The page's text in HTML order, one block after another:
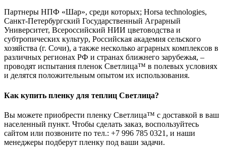
Партнеры НПФ «Шар», среди которых; Horsа technologies,
Санкт-Петербургский Государственный Аграрный
Университет, Всероссийский НИИ цветоводства и
субтропических культур, Российская академия сельского
хозяйства (г. Сочи), а также несколько аграрных комплексов в
различных регионах РФ и странах ближнего зарубежья, –
проводят испытания пленок Светлица™ в полевых условиях
и делятся положительным опытом их использования.
Как купить пленку для теплиц Светлица?
Вы можете приобрести пленку Светлица™ с доставкой в ваш
населенный пункт. Чтобы сделать заказ, воспользуйтесь
сайтом или позвоните по тел.: +7 996 785 0321 , и наши
менеджеры подберут пленку под ваши задачи.